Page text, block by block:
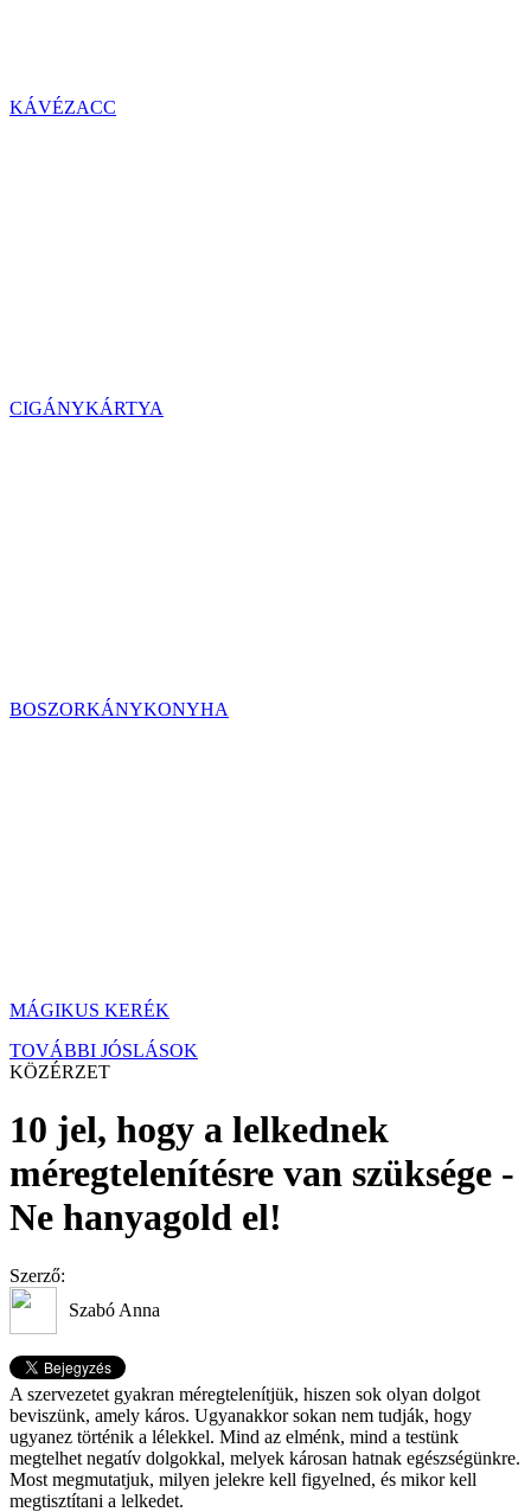
KÁVÉZACC
CIGÁNYKÁRTYA
BOSZORKÁNYKONYHA
MÁGIKUS KERÉK
TOVÁBBI JÓSLÁSOK
KÖZÉRZET
10 jel, hogy a lelkednek
méregtelenítésre van szüksége -
Ne hanyagold el!
Szerző:
Szabó Anna
A szervezetet gyakran méregtelenítjük, hiszen sok olyan dolgot
beviszünk, amely káros. Ugyanakkor sokan nem tudják, hogy
ugyanez történik a lélekkel. Mind az elménk, mind a testünk
megtelhet negatív dolgokkal, melyek károsan hatnak egészségünkre.
Most megmutatjuk, milyen jelekre kell figyelned, és mikor kell
megtisztítani a lelkedet.